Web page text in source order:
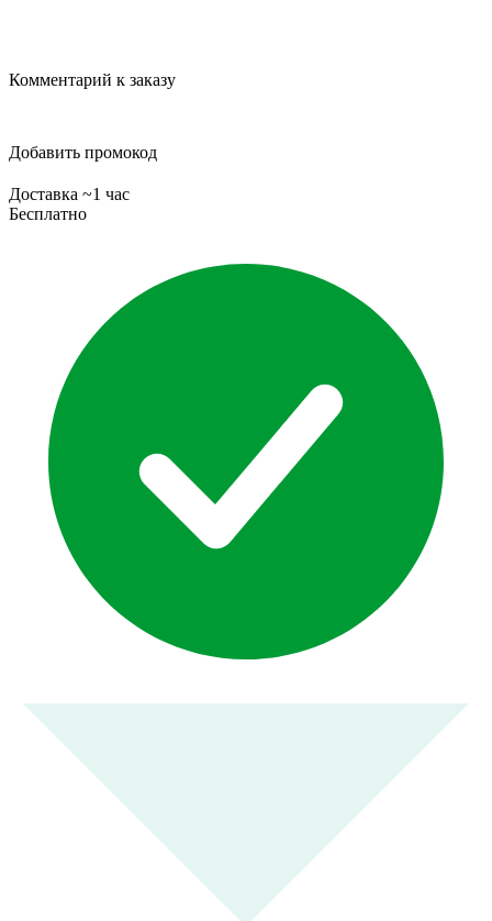
Комментарий к заказу
Добавить промокод
Доставка ~1 час
Бесплатно